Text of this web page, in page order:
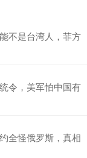
不是台湾人，菲方
令，美军怕中国有
全怪俄罗斯，真相